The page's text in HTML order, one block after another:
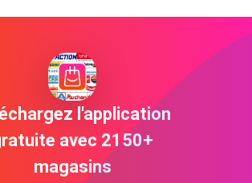
l'application
avec 2150+
magasins